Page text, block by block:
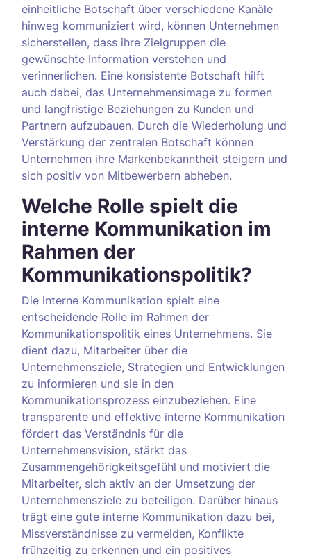
einheitliche Botschaft über verschiedene Kanäle
hinweg kommuniziert wird, können Unternehmen
sicherstellen, dass ihre Zielgruppen die
gewünschte Information verstehen und
verinnerlichen. Eine konsistente Botschaft hilft
auch dabei, das Unternehmensimage zu formen
und langfristige Beziehungen zu Kunden und
Partnern aufzubauen. Durch die Wiederholung und
Verstärkung der zentralen Botschaft können
Unternehmen ihre Markenbekanntheit steigern und
sich positiv von Mitbewerbern abheben.
Welche Rolle spielt die
interne Kommunikation im
Rahmen der
Kommunikationspolitik?
Die interne Kommunikation spielt eine
entscheidende Rolle im Rahmen der
Kommunikationspolitik eines Unternehmens. Sie
dient dazu, Mitarbeiter über die
Unternehmensziele, Strategien und Entwicklungen
zu informieren und sie in den
Kommunikationsprozess einzubeziehen. Eine
transparente und effektive interne Kommunikation
fördert das Verständnis für die
Unternehmensvision, stärkt das
Zusammengehörigkeitsgefühl und motiviert die
Mitarbeiter, sich aktiv an der Umsetzung der
Unternehmensziele zu beteiligen. Darüber hinaus
trägt eine gute interne Kommunikation dazu bei,
Missverständnisse zu vermeiden, Konflikte
frühzeitig zu erkennen und ein positives